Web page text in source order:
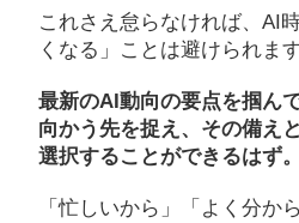
これさえ怠らなければ、AI
くなる」ことは避けられます
最新のAI動向の要点を掴ん
向かう先を捉え、その備え
選択することができるはず。
「忙しいから」「よく分か